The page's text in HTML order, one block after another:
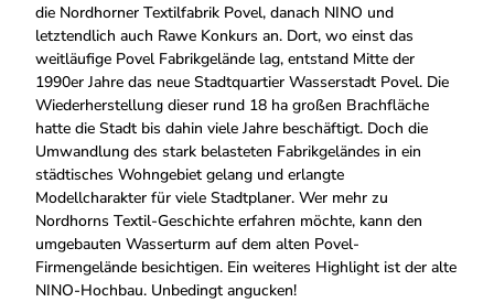
die Nordhorner Textilfabrik Povel, danach NINO und
letztendlich auch Rawe Konkurs an. Dort, wo einst das
weitläufige Povel Fabrikgelände lag, entstand Mitte der
1990er Jahre das neue Stadtquartier Wasserstadt Povel. Die
Wiederherstellung dieser rund 18 ha großen Brachfläche
hatte die Stadt bis dahin viele Jahre beschäftigt. Doch die
Umwandlung des stark belasteten Fabrikgeländes in ein
städtisches Wohngebiet gelang und erlangte
Modellcharakter für viele Stadtplaner. Wer mehr zu
Nordhorns Textil-Geschichte erfahren möchte, kann den
umgebauten Wasserturm auf dem alten Povel-
Firmengelände besichtigen. Ein weiteres Highlight ist der alte
NINO-Hochbau. Unbedingt angucken!